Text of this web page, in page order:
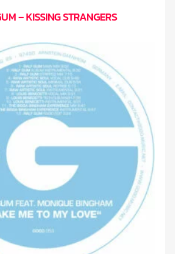
– KISSING STRANGERS